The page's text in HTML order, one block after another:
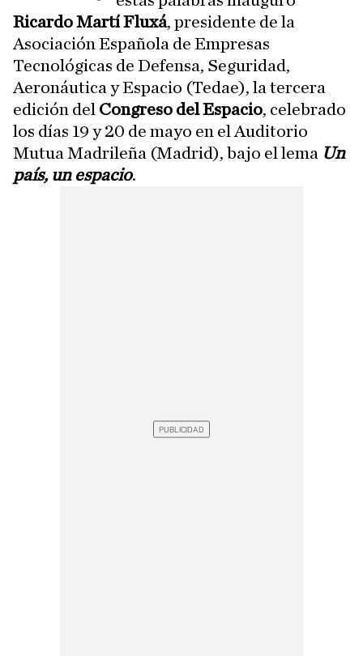
Ricardo Martí Fluxá, presidente de la
Asociación Española de Empresas
Tecnológicas de Defensa, Seguridad,
Aeronáutica y Espacio (Tedae), la tercera
edición del Congreso del Espacio, celebrado
los días 19 y 20 de mayo en el Auditorio
Mutua Madrileña (Madrid), bajo el lema Un
país, un espacio.